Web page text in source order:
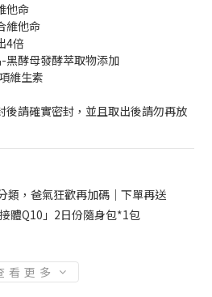
他命
維他命
4倍
黑酵母發酵萃取物添加
維生素
請確實密封，並且取出後請勿再放
類，爸氣狂歡再加碼｜下單再送
體Q10」2日份隨身包*1包
看更多